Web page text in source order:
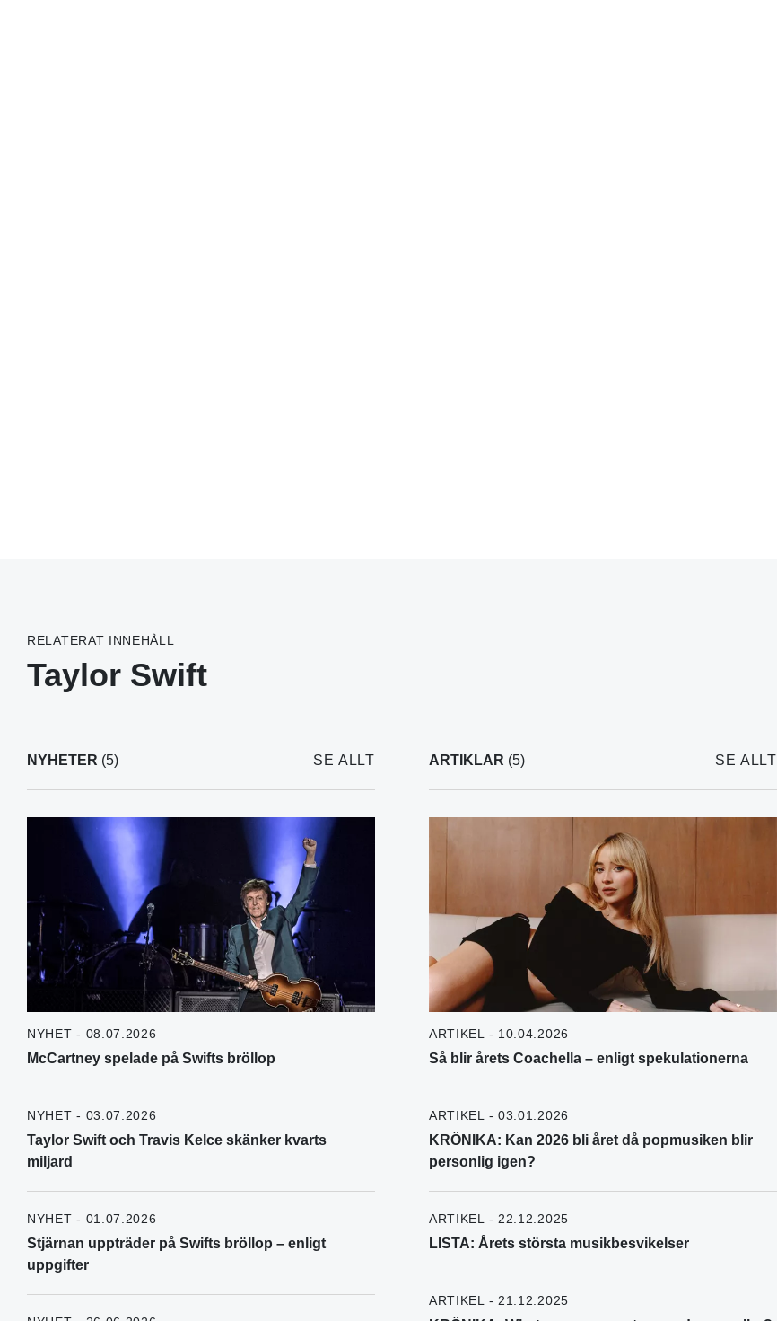
RELATERAT INNEHÅLL
Taylor Swift
NYHETER (5) SE ALLT
NYHET - 08.07.2026
McCartney spelade på Swifts bröllop
NYHET - 03.07.2026
Taylor Swift och Travis Kelce skänker kvarts
miljard
NYHET - 01.07.2026
Stjärnan uppträder på Swifts bröllop – enligt
uppgifter
ARTIKLAR (5) SE ALLT
ARTIKEL - 10.04.2026
Så blir årets Coachella – enligt spekulationerna
ARTIKEL - 03.01.2026
KRÖNIKA: Kan 2026 bli året då popmusiken blir
personlig igen?
ARTIKEL - 22.12.2025
LISTA: Årets största musikbesvikelser
ARTIKEL - 21.12.2025